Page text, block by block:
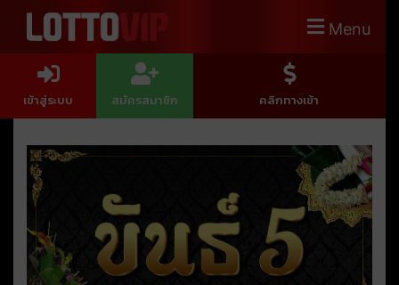
Menu
เข้าสู่ระบบ สมัครสมาชิก คลิกทางเข้า